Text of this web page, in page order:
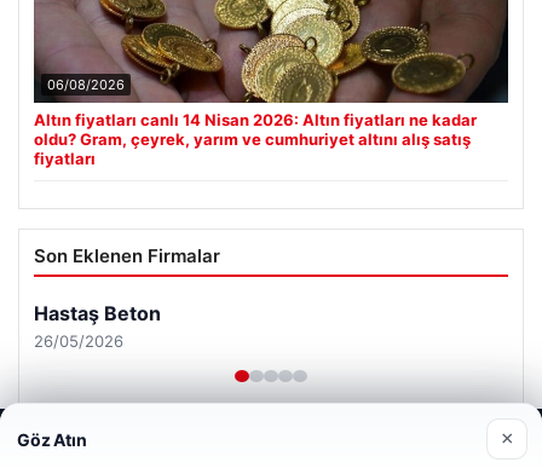
06/08/2026
Altın fiyatları canlı 14 Nisan 2026: Altın fiyatları ne kadar
oldu? Gram, çeyrek, yarım ve cumhuriyet altını alış satış
fiyatları
Son Eklenen Firmalar
Hastaş Beton
26/05/2026
Web sitemizi nasıl kullandığınızı daha iyi anlayabilmek,
Göz Atın ×